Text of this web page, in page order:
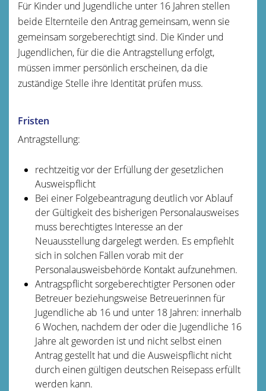
Für Kinder und Jugendliche unter 16 Jahren stellen
beide Elternteile den Antrag gemeinsam, wenn sie
gemeinsam sorgeberechtigt sind. Die Kinder und
Jugendlichen, für die die Antragstellung erfolgt,
müssen immer persönlich erscheinen, da die
zuständige Stelle ihre Identität prüfen muss.
Fristen
Antragstellung:
rechtzeitig vor der Erfüllung der gesetzlichen
Ausweispflicht
Bei einer Folgebeantragung deutlich vor Ablauf
der Gültigkeit des bisherigen Personalausweises
muss berechtigtes Interesse an der
Neuausstellung dargelegt werden. Es empfiehlt
sich in solchen Fällen vorab mit der
Personalausweisbehörde Kontakt aufzunehmen.
Antragspflicht sorgeberechtigter Personen oder
Betreuer beziehungsweise Betreuerinnen für
Jugendliche ab 16 und unter 18 Jahren: innerhalb
6 Wochen, nachdem der oder die Jugendliche 16
Jahre alt geworden ist und nicht selbst einen
Antrag gestellt hat und die Ausweispflicht nicht
durch einen gültigen deutschen Reisepass erfüllt
werden kann.